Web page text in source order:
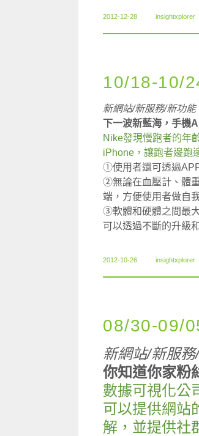
2012-12-28 insightxplorer
10/18-10/
新網站/新服務/新功能
下一波新藍海，手機
Nike發現慢跑者的年
iPhone，讓跑者邊跑
①使用者還可透過
②無論在血壓計、體
端，方便使用者做自
③軟體和硬體之間最
可以透過不斷的升級
2012-10-26 insightxplorer
08/30-09/
新網站/新服
你知道你家粉
數據可視化公
可以提供網站
解，並提供社